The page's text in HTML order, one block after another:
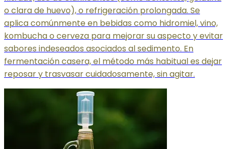
o clara de huevo), o refrigeración prolongada. Se
aplica comúnmente en bebidas como hidromiel, vino,
kombucha o cerveza para mejorar su aspecto y evitar
sabores indeseados asociados al sedimento. En
fermentación casera, el método más habitual es dejar
reposar y trasvasar cuidadosamente, sin agitar.